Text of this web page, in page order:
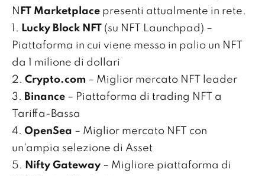
N FT Marketplace presenti attualmente in rete.
1. Lucky Block NFT (su NFT Launchpad) –
Piattaforma in cui viene messo in palio un NFT
da 1 milione di dollari
2. Crypto.com – Miglior mercato NFT leader
3. Binance – Piattaforma di trading NFT a
Tariffa-Bassa
4. OpenSea – Miglior mercato NFT con
un'ampia selezione di Asset
5. Nifty Gateway – Migliore piattaforma di